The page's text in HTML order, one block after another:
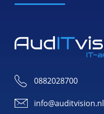
0882028700
info@auditvision.nl